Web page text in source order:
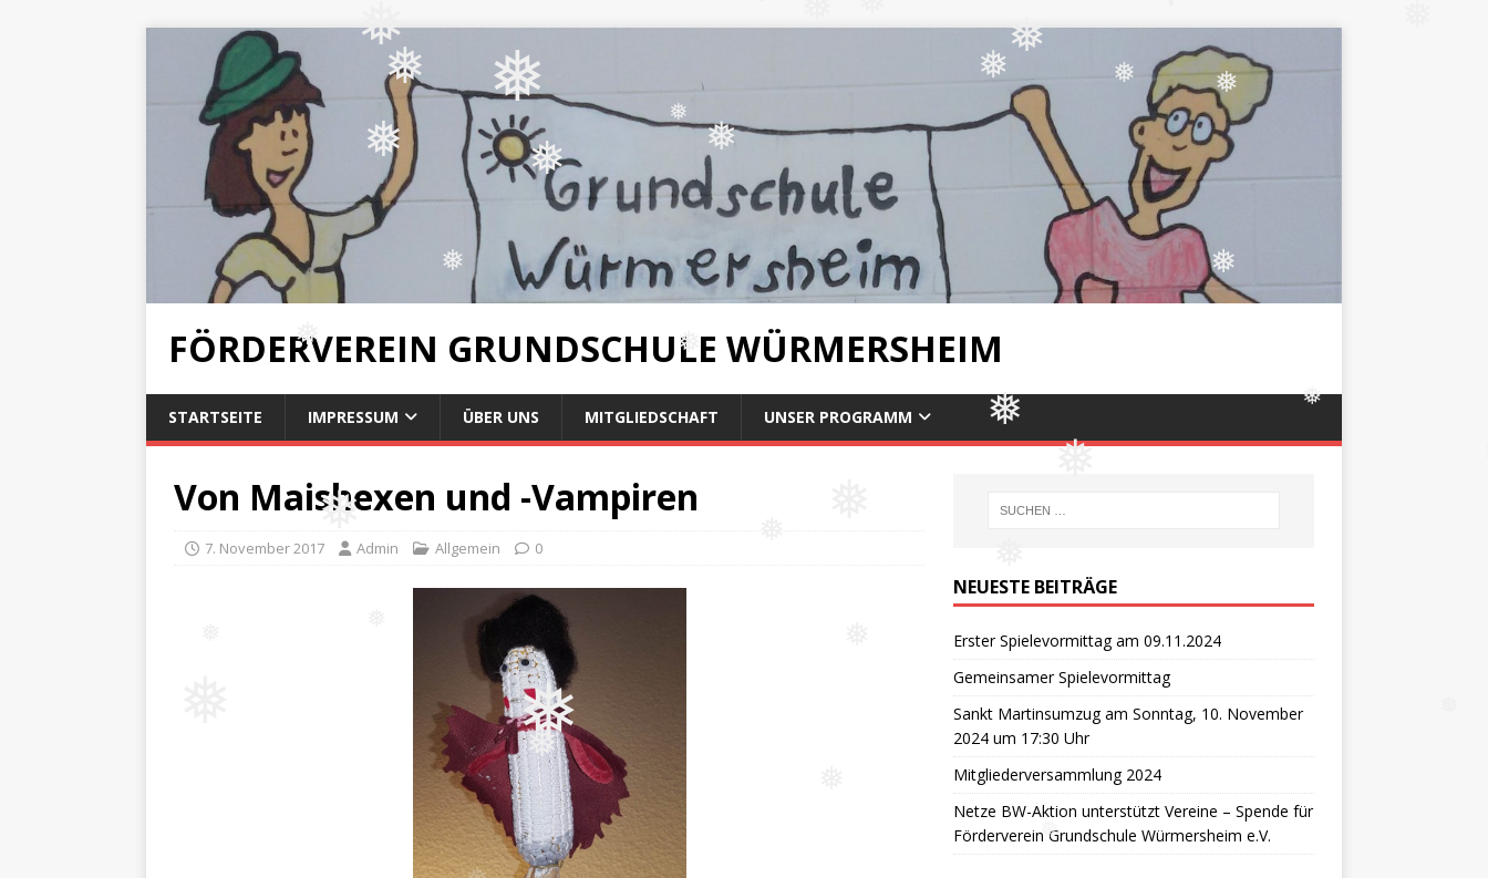
❅
❅
❅
❅
❅
❅
❅
❅
❅
❅
❅
❅ ❅
❅ ❅
❅
❅
❅
❅
❅ ❅
❅
❅
FÖRDERVEREIN GRUNDSCHULE WÜRMERSHEIM
STARTSEITE IMPRESSUM ÜBER UNS MITGLIEDSCHAFT UNSER PROGRAMM
Von Maishexen und -Vampiren
7. November 2017 Admin Allgemein 0
NEUESTE BEITRÄGE
Erster Spielevormittag am 09.11.2024
Gemeinsamer Spielevormittag
Sankt Martinsumzug am Sonntag, 10. November
2024 um 17:30 Uhr
Mitgliederversammlung 2024
Netze BW-Aktion unterstützt Vereine – Spende für
Förderverein Grundschule Würmersheim e.V.